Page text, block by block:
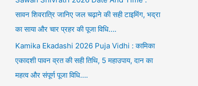
सावन शिवरात्रि जानिए जल चढ़ाने की सही टाइमिंग, भद्रा
का साया और चार प्रहर की पूजा विधि….
Kamika Ekadashi 2026 Puja Vidhi : कामिका
एकादशी पावन व्रत की सही तिथि, 5 महाउपाय, दान का
महत्व और संपूर्ण पूजा विधि….